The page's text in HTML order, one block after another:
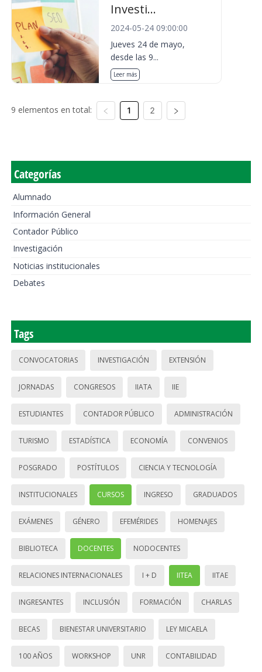
Investi...
2024-05-24 09:00:00
Jueves 24 de mayo,
desde las 9...
Leer más
9 elementos en total: 1 2
Categorías
Alumnado
Información General
Contador Público
Investigación
Noticias institucionales
Debates
Tags
CONVOCATORIAS INVESTIGACIÓN EXTENSIÓN
JORNADAS CONGRESOS IIATA IIE
ESTUDIANTES CONTADOR PÚBLICO ADMINISTRACIÓN
TURISMO ESTADÍSTICA ECONOMÍA CONVENIOS
POSGRADO POSTÍTULOS CIENCIA Y TECNOLOGÍA
INSTITUCIONALES CURSOS INGRESO GRADUADOS
EXÁMENES GÉNERO EFEMÉRIDES HOMENAJES
BIBLIOTECA DOCENTES NODOCENTES
RELACIONES INTERNACIONALES I + D IITEA IITAE
INGRESANTES INCLUSIÓN FORMACIÓN CHARLAS
BECAS BIENESTAR UNIVERSITARIO LEY MICAELA
100 AÑOS WORKSHOP UNR CONTABILIDAD